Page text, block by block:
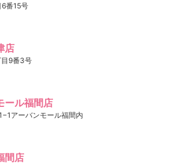
番15号
店
目9番3号
ール福間店
アーバンモール福間内
間店